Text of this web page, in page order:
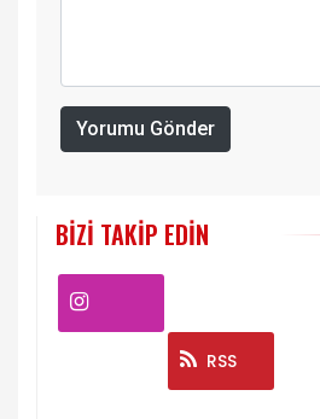
Yorumu Gönder
BIZI TAKIP EDIN
RSS